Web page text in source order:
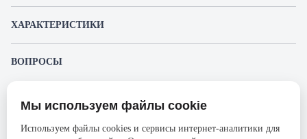
ХАРАКТЕРИСТИКИ
Производитель
Серия
TX3
ВОПРОСЫ
Представленные изображения и характеристики могут отличаться от реального
без предварительного уведомления. Компания АйДистрибьют не несёт
Мы используем файлы cookie
Используем файлы cookies и сервисы интернет-аналитики для